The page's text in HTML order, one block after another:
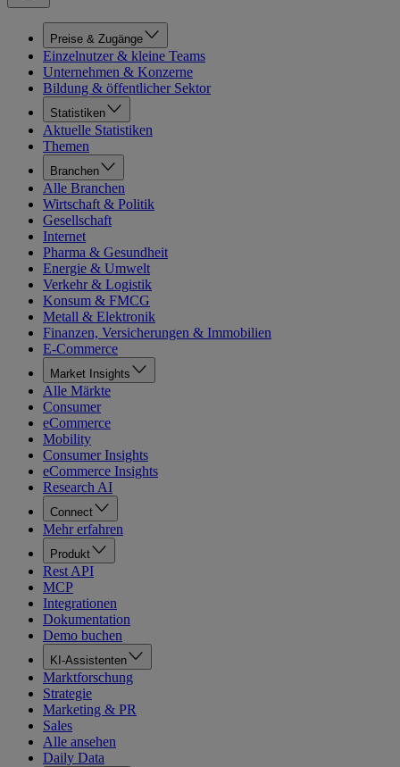
Preise & Zugänge
Einzelnutzer & kleine Teams
Unternehmen & Konzerne
Bildung & öffentlicher Sektor
Statistiken
Aktuelle Statistiken
Themen
Branchen
Alle Branchen
Wirtschaft & Politik
Gesellschaft
Internet
Pharma & Gesundheit
Energie & Umwelt
Verkehr & Logistik
Konsum & FMCG
Metall & Elektronik
Finanzen, Versicherungen & Immobilien
E-Commerce
Market Insights
Alle Märkte
Consumer
eCommerce
Mobility
Consumer Insights
eCommerce Insights
Research AI
Connect
Mehr erfahren
Produkt
Rest API
MCP
Integrationen
Dokumentation
Demo buchen
KI-Assistenten
Marktforschung
Strategie
Marketing & PR
Sales
Alle ansehen
Daily Data